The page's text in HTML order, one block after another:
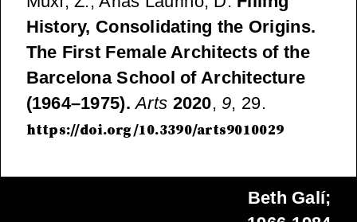
History, Consolidating the Origins.
The First Female Architects of the
Barcelona School of Architecture
(1964–1975). Arts 2020, 9, 29.
https://doi.org/10.3390/arts9010029
Beth Galí;